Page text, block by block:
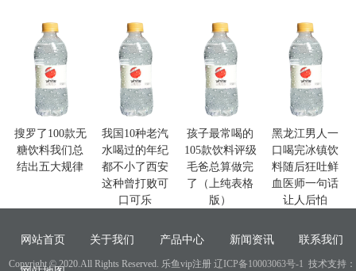
搜罗了100款无
糖饮料我们总
结出五大规律
我国10种老汽
水喝过的年纪
都不小了西安
这种曾打败可
口可乐
孩子最常喝的
105款饮料评级
毛爸总算做完
了（上纯表格
版）
黑龙江男人一
口喝完冰镇饮
料随后狂吐鲜
血医师一句话
让人后怕
网站首页 关于我们 产品中心 新闻资讯 联系我们
Copyright © 2020.All Rights Reserved. 乐鱼vip注册 辽ICP备10003063号-1 技术支持：